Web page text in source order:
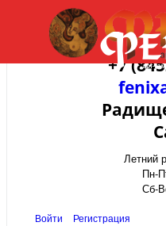
+7
Летний
Пн-
Сб-
Войти
Регистрация